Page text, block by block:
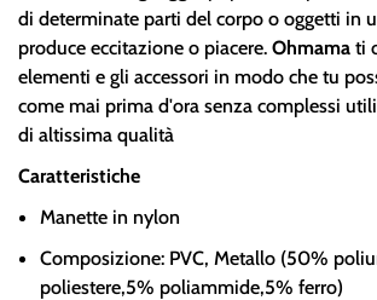
di determinate parti del corpo o oggetti in
produce eccitazione o piacere. Ohmama ti
elementi e gli accessori in modo che tu
come mai prima d'ora senza complessi
di altissima qualità
Caratteristiche
Manette in nylon
Composizione: PVC, Metallo (50%
poliestere,5% poliammide,5% ferro)